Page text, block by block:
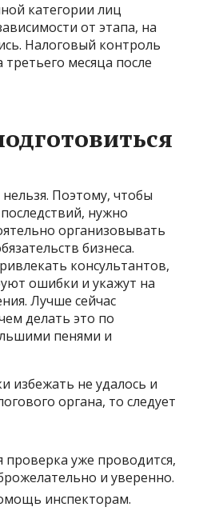
категории лиц
от этапа, на
Налоговый контроль
третьего месяца после
Поэтому, чтобы
нужно
организовывать
бизнеса.
консультантов,
ошибки и укажут на
Лучше сейчас
делать это по
пенями и
избежать не удалось и
органа, то следует
проверка уже проводится,
и уверенно.
инспекторам.